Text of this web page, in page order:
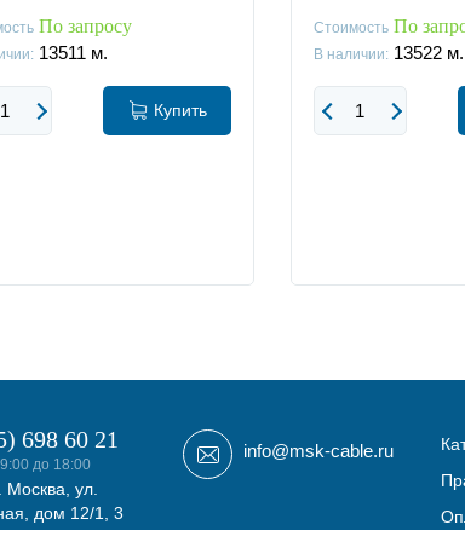
По запросу
13511 м.
Купить
СтоимостьПо
В наличии:13522 м.
698 60 21
до 18:00
Москва, ул.
дом 12/1, 3
info@msk-cable.ru